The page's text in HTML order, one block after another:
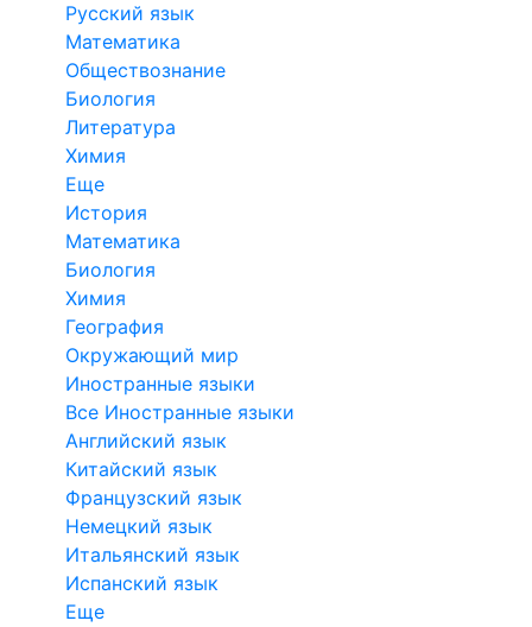
Русский язык
Математика
Обществознание
Биология
Литература
Химия
Еще
История
Математика
Биология
Химия
География
Окружающий мир
Иностранные языки
Все Иностранные языки
Английский язык
Китайский язык
Французский язык
Немецкий язык
Итальянский язык
Испанский язык
Еще